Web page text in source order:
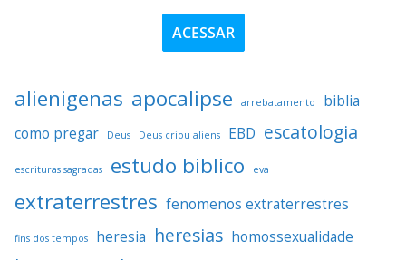
ACESSAR
alienigenas apocalipse arrebatamento
biblia
como pregar
Deus Deus criou aliens EBD escatologia
escrituras sagradas estudo biblico eva
extraterrestres fenomenos extraterrestres
fins dos tempos heresia heresias homossexualidade